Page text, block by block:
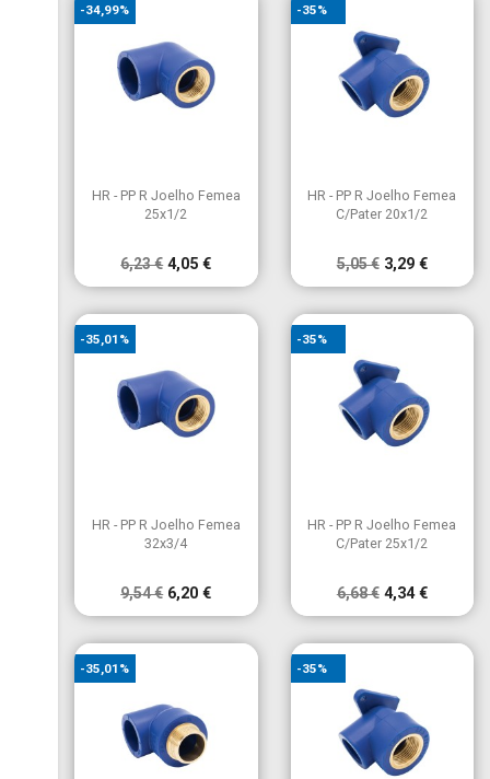
Criar lista de desejos ×
Vista rápida
HR - PP R Joelho Femea
25x1/2
6,23 € 4,05 €
-34,99%
Vista rápida
HR - PP R Joelho Femea
C/Pater 20x1/2
5,05 € 3,29 €
-35%
Vista rápida
HR - PP R Joelho Femea
32x3/4
9,54 € 6,20 €
-35,01%
Vista rápida
HR - PP R Joelho Femea
C/Pater 25x1/2
6,68 € 4,34 €
-35%
-35,01% -35%